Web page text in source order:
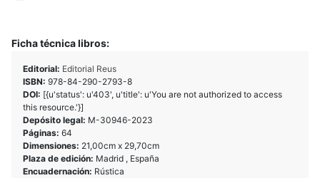
Ficha técnica libros:
Editorial: Editorial Reus
ISBN: 978-84-290-2793-8
DOI: [{u'status': u'403', u'title': u'You are not authorized to access
this resource.'}]
Depósito legal: M-30946-2023
Páginas: 64
Dimensiones: 21,00cm x 29,70cm
Plaza de edición: Madrid , España
Encuadernación: Rústica